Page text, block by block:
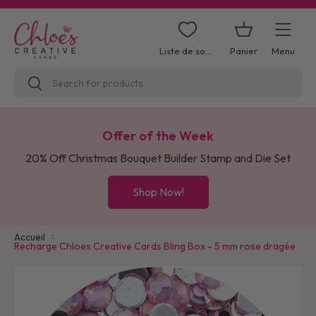
Aller au contenu
Recherche
Rechercher
Liste de souhaits Panier Menu
Offer of the Week
20% Off Christmas Bouquet Builder Stamp and Die Set
Shop Now!
Accueil
Recharge Chloes Creative Cards Bling Box - 5 mm rose dragée